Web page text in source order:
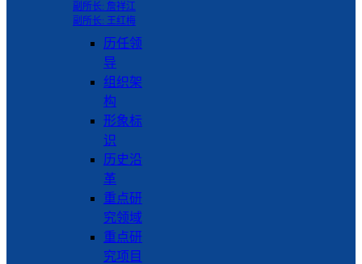
副所长: 詹祥江
副所长: 王红梅
历任领
导
组织架
构
形象标
识
历史沿
革
重点研
究领域
重点研
究项目